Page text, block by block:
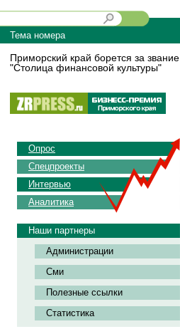
Тема номера
Приморский край борется за звание
"Столица финансовой культуры"
Опрос
Спецпроекты
Интервью
Аналитика
Наши партнеры
Администрации
Сми
Полезные ссылки
Статистика